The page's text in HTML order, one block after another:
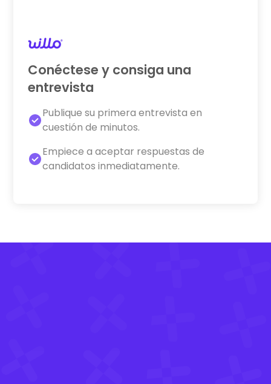
Conéctese y consiga una
entrevista
Publique su primera entrevista en
cuestión de minutos.
Empiece a aceptar respuestas de
candidatos inmediatamente.